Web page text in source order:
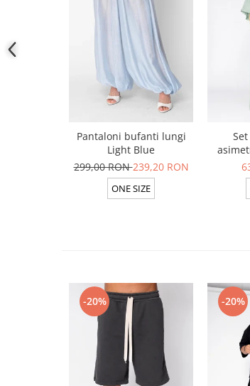
Pantaloni bufanti lungi
Light Blue
299,00 RON239,20 RON
ONE SIZE
lung
-20% -20%